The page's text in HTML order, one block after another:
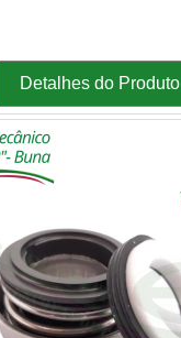
Detalhes do Produto